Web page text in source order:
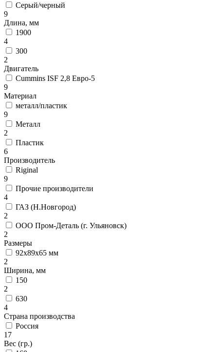
Серый/черный
9
Длина, мм
1900
4
300
2
Двигатель
Cummins ISF 2,8 Евро-5
9
Материал
металл/пластик
9
Металл
2
Пластик
6
Производитель
Riginal
9
Прочие производители
4
ГАЗ (Н.Новгород)
2
ООО Пром-Деталь (г. Ульяновск)
2
Размеры
92x89x65 мм
2
Ширина, мм
150
2
630
4
Страна производства
Россия
17
Вес (гр.)